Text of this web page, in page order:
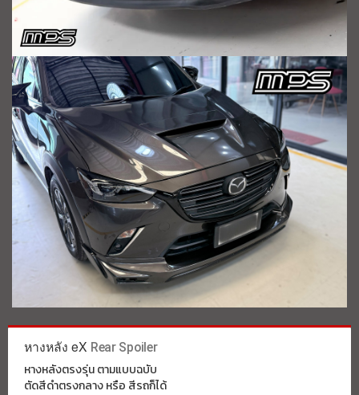
หางหลัง eX Rear Spoiler
หางหลังตรงรุ่น ตามแบบฉบับ
ตัดสีดำตรงกลาง หรือ สีรถก็ได้